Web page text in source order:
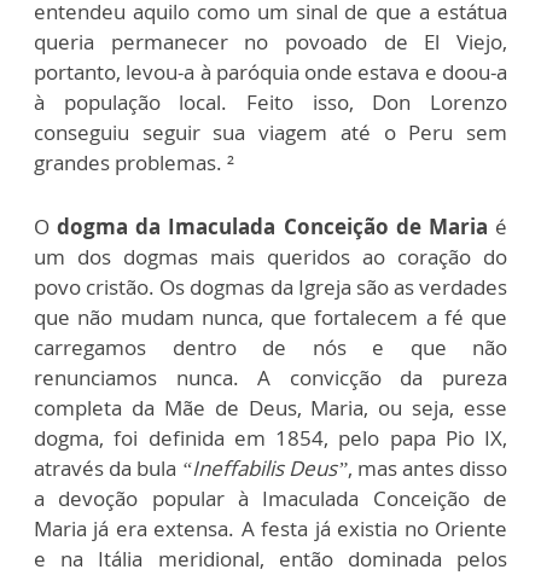
entendeu aquilo como um sinal de que a estátua
queria permanecer no povoado de El Viejo,
portanto, levou-a à paróquia onde estava e doou-a
à população local. Feito isso, Don Lorenzo
conseguiu seguir sua viagem até o Peru sem
grandes problemas. ²
Odogma da Imaculada Conceição de Maria é
um dos dogmas mais queridos ao coração do
povo cristão. Os dogmas da Igreja são as verdades
que não mudam nunca, que fortalecem a fé que
carregamos dentro de nós e que não
renunciamos nunca. A convicção da pureza
completa da Mãe de Deus, Maria, ou seja, esse
dogma, foi definida em 1854, pelo papa Pio IX,
através da bula “Ineffabilis Deus”, mas antes disso
a devoção popular à Imaculada Conceição de
Maria já era extensa. A festa já existia no Oriente
e na Itália meridional, então dominada pelos